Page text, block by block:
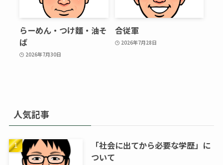
らーめん・つけ麵・油そ
ば
2026年7月30日
合従軍
2026年7月28日
人気記事
「社会に出てから必要な学歴」に
ついて